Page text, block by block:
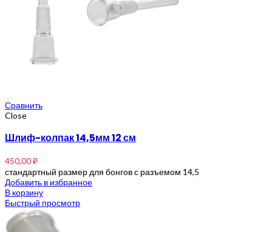
Сравнить
Close
Шлиф-колпак 14,5мм 12 см
450,00₽
стандартный размер для бонгов с разъемом 14,5
Добавить в избранное
В корзину
Быстрый просмотр